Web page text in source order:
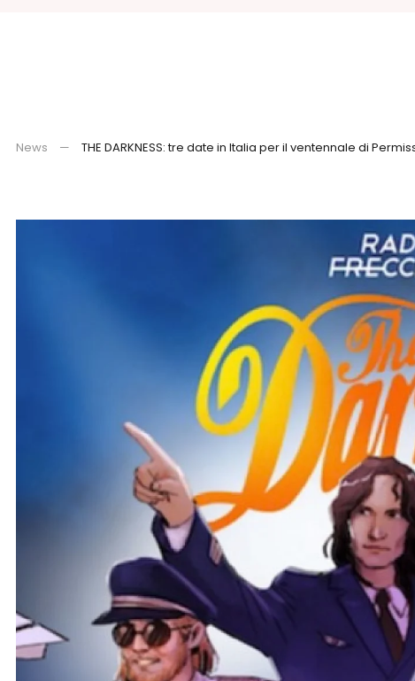
News THE DARKNESS: tre date in Italia per il ventennale di